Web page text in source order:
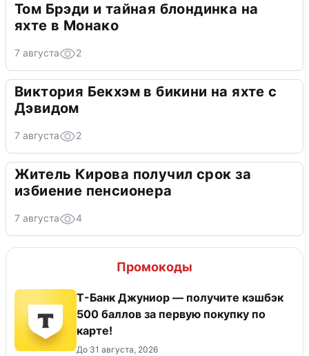
Том Брэди и тайная блондинка на
яхте в Монако
7 августа 2
Виктория Бекхэм в бикини на яхте с
Дэвидом
7 августа 2
Житель Кирова получил срок за
избиение пенсионера
7 августа 4
Промокоды
Т-Банк Джуниор — получите кэшбэк
500 баллов за первую покупку по
карте!
До 31 августа, 2026